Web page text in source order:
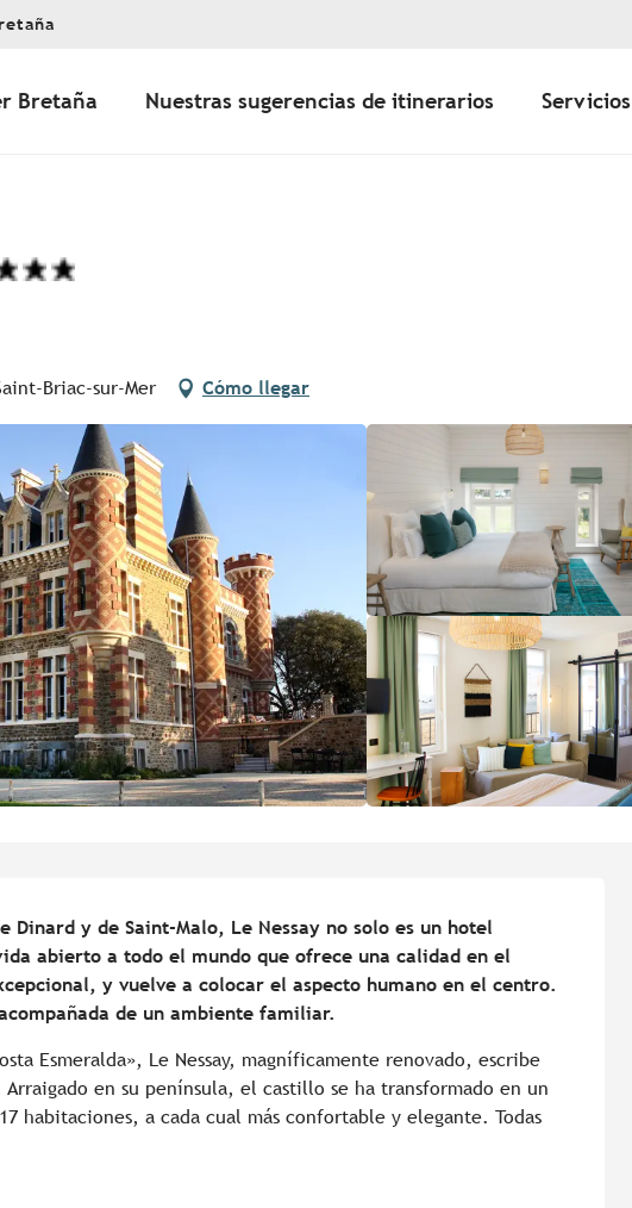
Bretaña Nuestras sugerencias de itinerarios Servicios
Briac-sur-Mer Cómo llegar
Dinard y de Saint-Malo, Le Nessay no solo es un hotel
abierto a todo el mundo que ofrece una calidad en el
y vuelve a colocar el aspecto humano en el centro.
de un ambiente familiar.
Esmeralda», Le Nessay, magníficamente renovado, escribe
en su península, el castillo se ha transformado en un
habitaciones, a cada cual más confortable y elegante. Todas